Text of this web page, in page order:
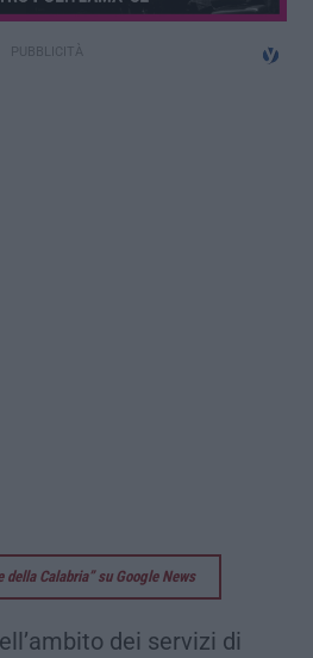
della Calabria” su Google News
dei servizi di